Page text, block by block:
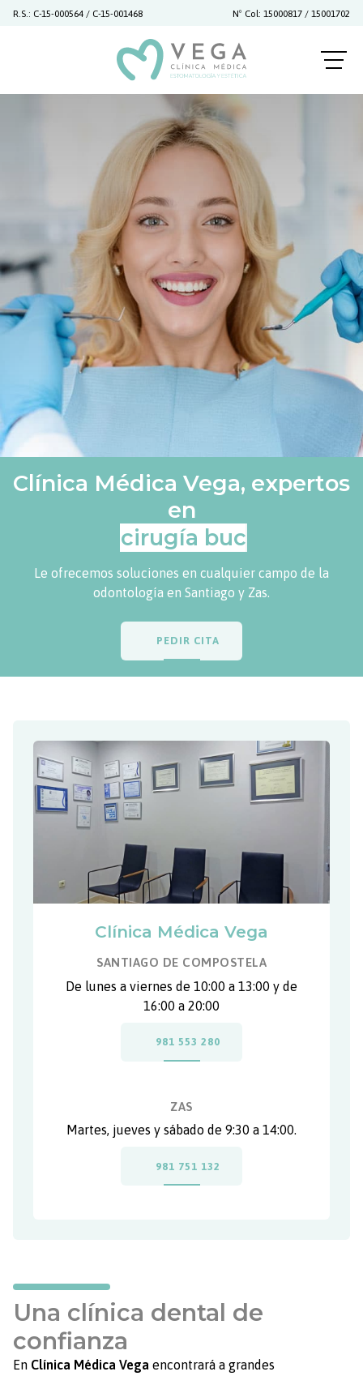
R.S.: C-15-000564 / C-15-001468 Nº Col: 15000817 / 15001702
Clínica Médica Vega, expertos
en
periodoncia
Le ofrecemos soluciones en cualquier campo de la
odontología en Santiago y Zas.
PEDIR CITA
Una clínica dental de
confianza
En Clínica Médica Vega encontrará a grandes
Clínica Médica Vega
SANTIAGO DE COMPOSTELA
De lunes a viernes de 10:00 a 13:00 y de
16:00 a 20:00
981 553 280
ZAS
Martes, jueves y sábado de 9:30 a 14:00.
981 751 132